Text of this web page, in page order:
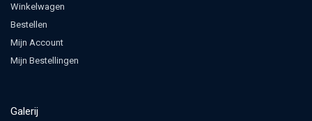
Winkelwagen
Bestellen
Mijn Account
Mijn Bestellingen
Galerij